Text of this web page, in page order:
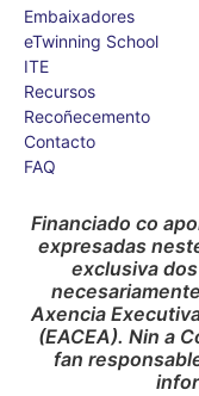
Embaixadores
eTwinning School
ITE
Recursos
Recoñecemento
Contacto
FAQ
Financiado co
expresadas
exclusiva
Axencia
(EACEA). Nin a
fan